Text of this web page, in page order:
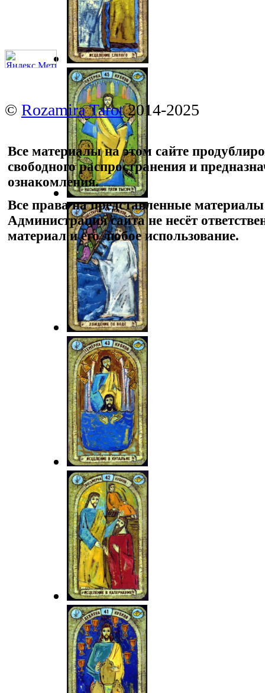
© Rozamira Tarot2014-2025
Все материалы на этом сайте
свободного распространения и
ознакомления.
Все права на представленные
Администрация сайта не несёт
материал и его любое использование.